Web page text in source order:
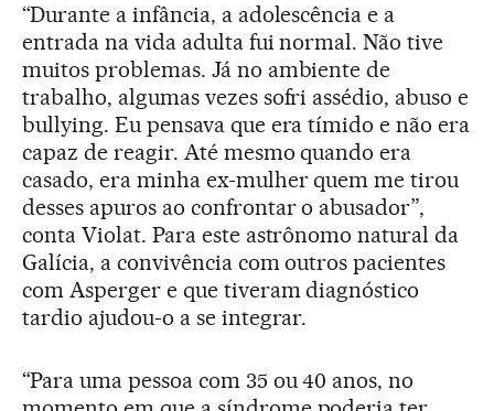
“Durante a infância, a adolescência e a
entrada na vida adulta fui normal. Não tive
muitos problemas. Já no ambiente de
trabalho, algumas vezes sofri assédio, abuso e
bullying. Eu pensava que era tímido e não era
capaz de reagir. Até mesmo quando era
casado, era minha ex-mulher quem me tirou
desses apuros ao confrontar o abusador”,
conta Violat. Para este astrônomo natural da
Galícia, a convivência com outros pacientes
com Asperger e que tiveram diagnóstico
tardio ajudou-o a se integrar.
“Para uma pessoa com 35 ou 40 anos, no